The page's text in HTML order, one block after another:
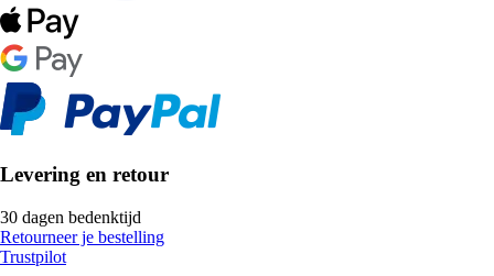
Levering en retour
30 dagen bedenktijd
Retourneer je bestelling
Trustpilot